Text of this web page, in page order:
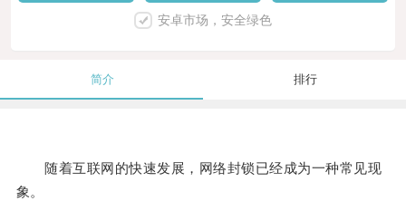
安卓市场，安全绿色
简介 排行
随着互联网的快速发展，网络封锁已经成为一种常见现
象。